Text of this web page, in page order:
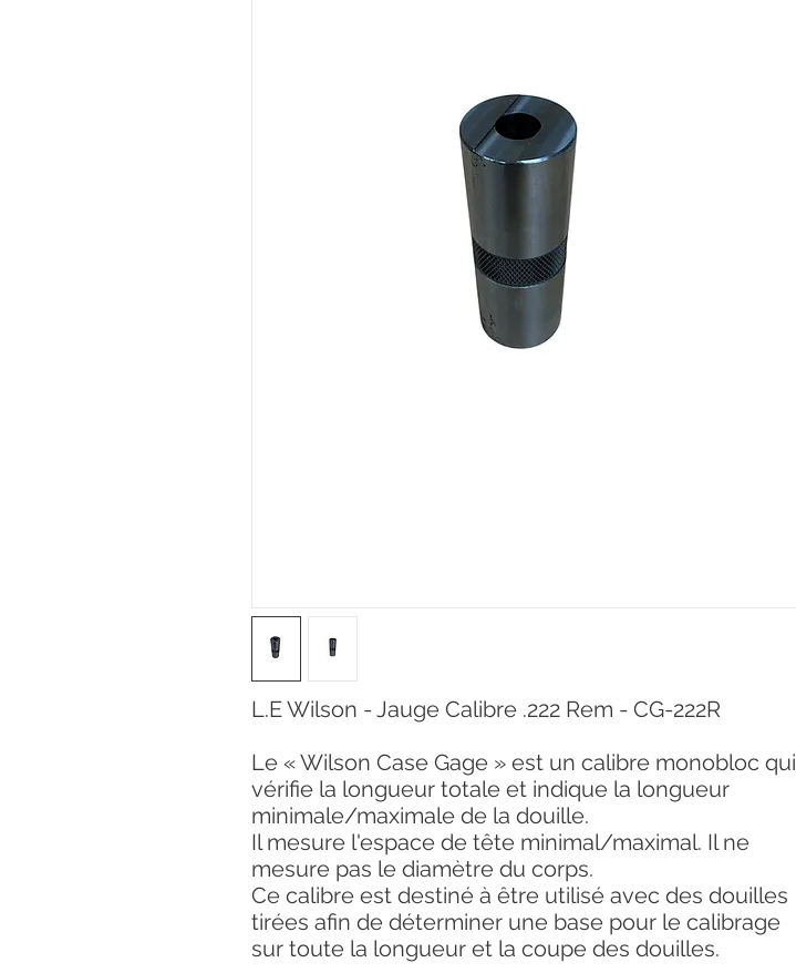
L.E Wilson - Jauge Calibre .222 Rem - CG-222R
Le « Wilson Case Gage » est un calibre monobloc qui
vérifie la longueur totale et indique la longueur
minimale/maximale de la douille.
Il mesure l'espace de tête minimal/maximal. Il ne
mesure pas le diamètre du corps.
Ce calibre est destiné à être utilisé avec des douilles
tirées afin de déterminer une base pour le calibrage
sur toute la longueur et la coupe des douilles.